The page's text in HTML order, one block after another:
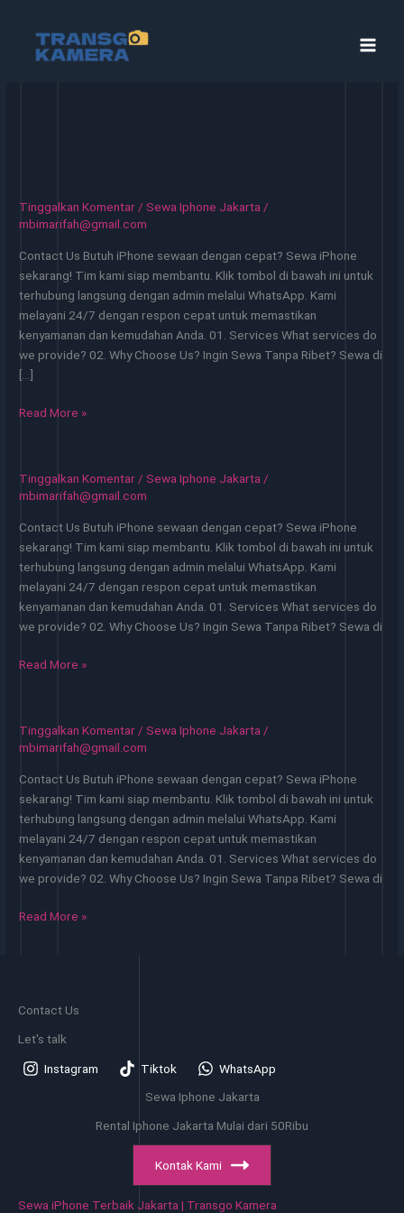
konten
Tinggalkan Komentar / Sewa Iphone Jakarta /
mbimarifah@gmail.com
Contact Us Butuh iPhone sewaan dengan cepat? Sewa iPhone
sekarang! Tim kami siap membantu. Klik tombol di bawah ini untuk
terhubung langsung dengan admin melalui WhatsApp. Kami
melayani 24/7 dengan respon cepat untuk memastikan
kenyamanan dan kemudahan Anda. 01. Services What services do
we provide? 02. Why Choose Us? Ingin Sewa Tanpa Ribet? Sewa di
[…]
Sewa
Kecamatan
Kebayoran
Jakarta
–
Murah
Read More »
Tinggalkan Komentar / Sewa Iphone Jakarta /
mbimarifah@gmail.com
Contact Us Butuh iPhone sewaan dengan cepat? Sewa iPhone
sekarang! Tim kami siap membantu. Klik tombol di bawah ini untuk
terhubung langsung dengan admin melalui WhatsApp. Kami
melayani 24/7 dengan respon cepat untuk memastikan
kenyamanan dan kemudahan Anda. 01. Services What services do
we provide? 02. Why Choose Us? Ingin Sewa Tanpa Ribet? Sewa di
Sewa
Kecamatan
Menteng
–
Sewa
Murah
Read More »
Tinggalkan Komentar/ Sewa Iphone Jakarta/
mbimarifah@gmail.com
Contact Us Butuh iPhone sewaan dengan cepat? Sewa iPhone
sekarang! Tim kami siap membantu. Klik tombol di bawah ini untuk
terhubung langsung dengan admin melalui WhatsApp. Kami
melayani 24/7 dengan respon cepat untuk memastikan
kenyamanan dan kemudahan Anda. 01. Services What services do
we provide? 02. Why Choose Us? Ingin Sewa Tanpa Ribet? Sewa di
Sewa
Priok
–
Cepat
Read More »
Contact Us
Let's talk
Instagram Tiktok
WhatsApp
Sewa Iphone Jakarta
Rental Iphone Jakarta Mulai dari 50Ribu
Kontak Kami
Sewa iPhone Terbaik Jakarta | Transgo Kamera